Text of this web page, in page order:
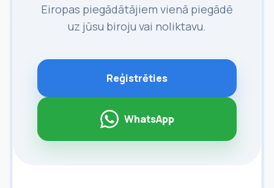
Eiropas piegādātājiem vienā piegādē
uz jūsu biroju vai noliktavu.
Reģistrēties
WhatsApp